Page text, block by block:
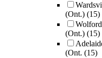
(Ont.) (15)
Wolford
(Ont.) (15)
(Ont. (15)